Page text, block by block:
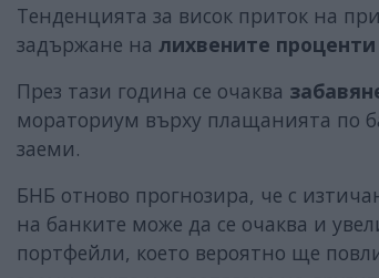
Тенденцията за висок приток на
задържане на лихвените проценти
През тази година се очаква
мораториум върху плащанията по
заеми.
БНБ отново прогнозира, че с
на банките може да се очаква и
портфейли, което вероятно ще